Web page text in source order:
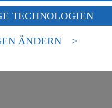
des Art. 49 Abs. 1 Satz 1 lit.
Der EuGH sieht die USA als
Datenschutzniveau an. Es
TECHNOLOGIEN
ÄNDERN